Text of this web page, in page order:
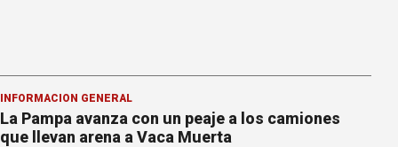
INFORMACION GENERAL
La Pampa avanza con un peaje a los camiones
que llevan arena a Vaca Muerta